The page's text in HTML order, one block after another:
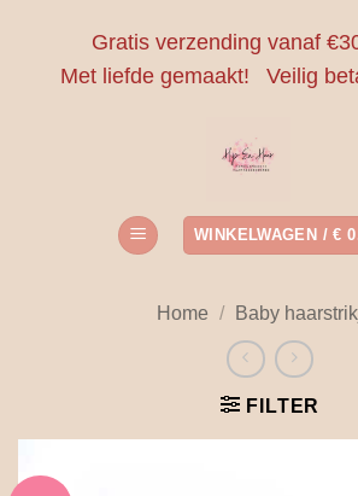
Gratis verzending vanaf
Met liefde gemaakt!
Veilig
WINKELWAGEN /€
Home / Baby
FILTER